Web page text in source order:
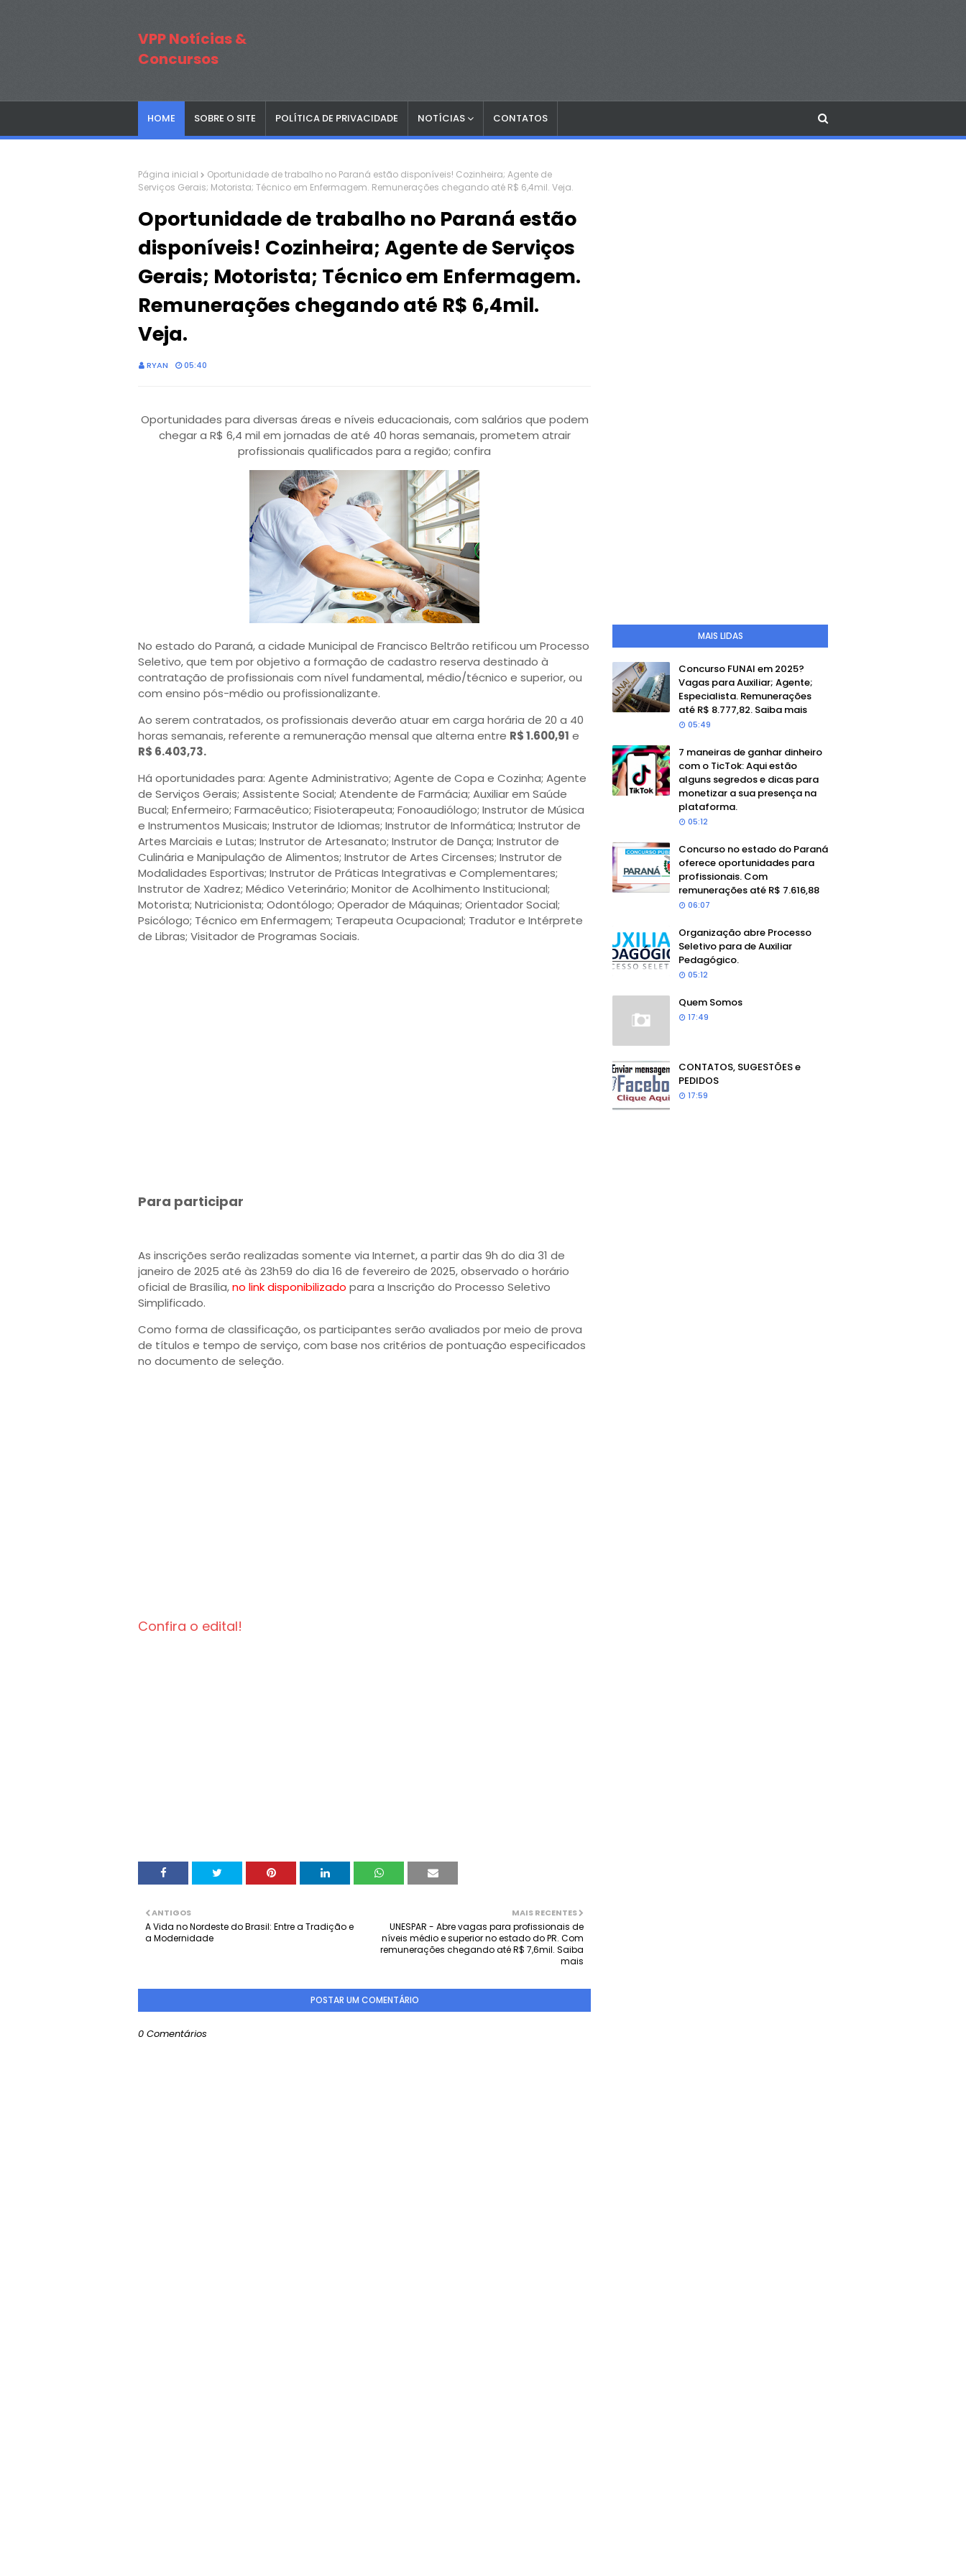
VPP Notícias &
Concursos
HOME SOBRE O SITE POLÍTICA DE PRIVACIDADE NOTÍCIAS CONTATOS
Página inicial
Oportunidade de trabalho no Paraná estão disponíveis! Cozinheira; Agente de
Serviços Gerais; Motorista; Técnico em Enfermagem. Remunerações chegando até R$ 6,4mil. Veja.
Oportunidade de trabalho no Paraná estão
disponíveis! Cozinheira; Agente de Serviços
Gerais; Motorista; Técnico em Enfermagem.
Remunerações chegando até R$ 6,4mil.
Veja.
RYAN 05:40
Oportunidades para diversas áreas e níveis educacionais, com salários que podem
chegar a R$ 6,4 mil em jornadas de até 40 horas semanais, prometem atrair
profissionais qualificados para a região; confira
No estado do Paraná, a cidade Municipal de Francisco Beltrão retificou um Processo
Seletivo, que tem por objetivo a formação de cadastro reserva destinado à
contratação de profissionais com nível fundamental, médio/técnico e superior, ou
com ensino pós-médio ou profissionalizante.
Ao serem contratados, os profissionais deverão atuar em carga horária de 20 a 40
horas semanais, referente a remuneração mensal que alterna entre R$ 1.600,91 e
R$ 6.403,73.
Há oportunidades para: Agente Administrativo; Agente de Copa e Cozinha; Agente
de Serviços Gerais; Assistente Social; Atendente de Farmácia; Auxiliar em Saúde
Bucal; Enfermeiro; Farmacêutico; Fisioterapeuta; Fonoaudiólogo; Instrutor de Música
e Instrumentos Musicais; Instrutor de Idiomas; Instrutor de Informática; Instrutor de
Artes Marciais e Lutas; Instrutor de Artesanato; Instrutor de Dança; Instrutor de
Culinária e Manipulação de Alimentos; Instrutor de Artes Circenses; Instrutor de
Modalidades Esportivas; Instrutor de Práticas Integrativas e Complementares;
Instrutor de Xadrez; Médico Veterinário; Monitor de Acolhimento Institucional;
Motorista; Nutricionista; Odontólogo; Operador de Máquinas; Orientador Social;
Psicólogo; Técnico em Enfermagem; Terapeuta Ocupacional; Tradutor e Intérprete
de Libras; Visitador de Programas Sociais.
Para participar
As inscrições serão realizadas somente via Internet, a partir das 9h do dia 31 de
janeiro de 2025 até às 23h59 do dia 16 de fevereiro de 2025, observado o horário
oficial de Brasília,no link disponibilizado para a Inscrição do Processo Seletivo
Simplificado.
Como forma de classificação, os participantes serão avaliados por meio de prova
de títulos e tempo de serviço, com base nos critérios de pontuação especificados
no documento de seleção.
Confira o edital!
MAIS RECENTES
UNESPAR - Abre vagas para profissionais de
níveis médio e superior no estado do PR. Com
remunerações chegando até R$ 7,6mil. Saiba
mais
ANTIGOS
A Vida no Nordeste do Brasil: Entre a Tradição e
a Modernidade
POSTAR UM COMENTÁRIO
0 Comentários
MAIS LIDAS
Concurso FUNAI em 2025?
Vagas para Auxiliar; Agente;
Especialista. Remunerações
até R$ 8.777,82. Saiba mais
05:49
7 maneiras de ganhar dinheiro
com o TicTok: Aqui estão
alguns segredos e dicas para
monetizar a sua presença na
plataforma.
05:12
Concurso no estado do Paraná
oferece oportunidades para
profissionais. Com
remunerações até R$ 7.616,88
06:07
Organização abre Processo
Seletivo para de Auxiliar
Pedagógico.
05:12
Quem Somos
17:49
CONTATOS, SUGESTÕES e
PEDIDOS
17:59